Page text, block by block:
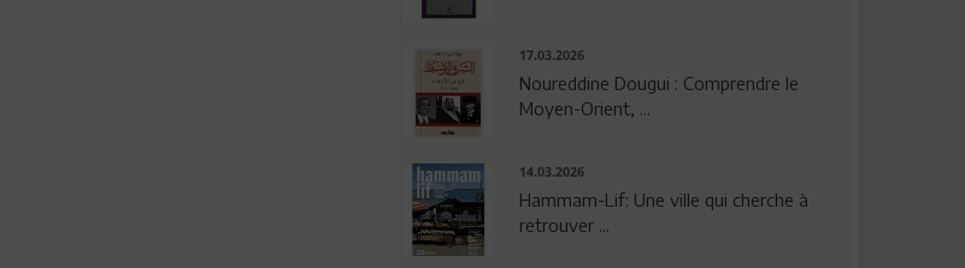
17.03.2026
Noureddine Dougui : Comprendre le
Moyen-Orient, ...
14.03.2026
Hammam-Lif: Une ville qui cherche à
retrouver ...